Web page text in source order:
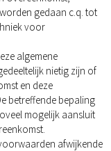
gedaan c.q. tot
voor
algemene
nietig zijn of
en deze
betreffende bepaling
mogelijk aansluit
afwijkende